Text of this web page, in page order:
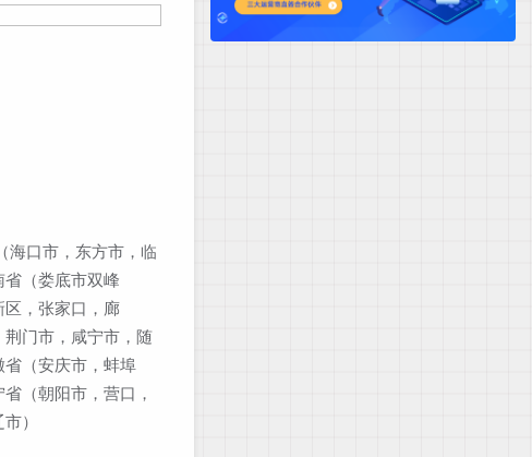
海口市，东方市，临
（娄底市双峰
，张家口，廊
门市，咸宁市，随
（安庆市，蚌埠
（朝阳市，营口，
）